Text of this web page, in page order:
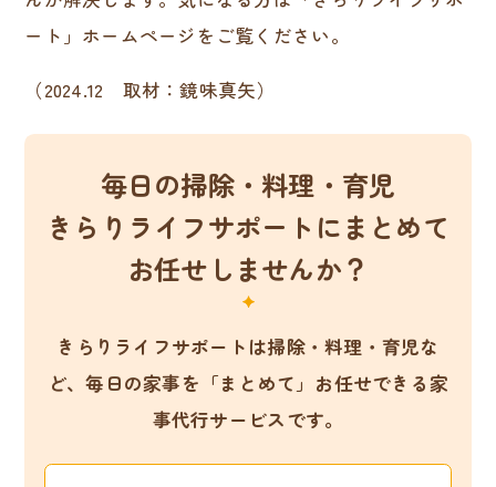
ート」ホームページをご覧ください。
（2024.12 取材：鏡味真矢）
毎日の掃除・料理・育児
きらりライフサポートにまとめて
お任せしませんか？
きらりライフサポートは掃除・料理・育児な
ど、毎日の家事を「まとめて」お任せできる家
事代行サービスです。